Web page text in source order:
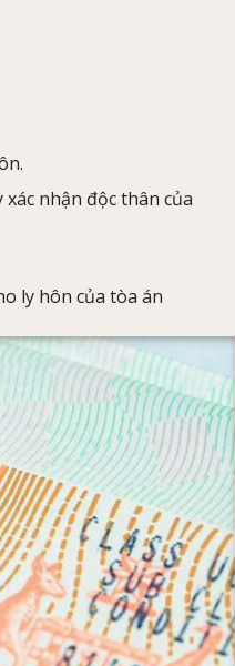
nhận độc thân của
ly hôn của tòa án